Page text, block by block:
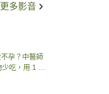
更多影音
孕？中醫師
吃，用 1 藥